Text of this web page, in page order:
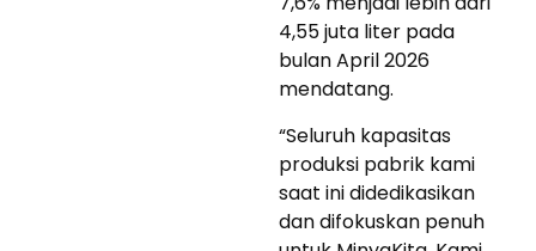
4,55 juta liter pada
bulan April 2026
mendatang.
“Seluruh kapasitas
produksi pabrik kami
saat ini didedikasikan
dan difokuskan penuh